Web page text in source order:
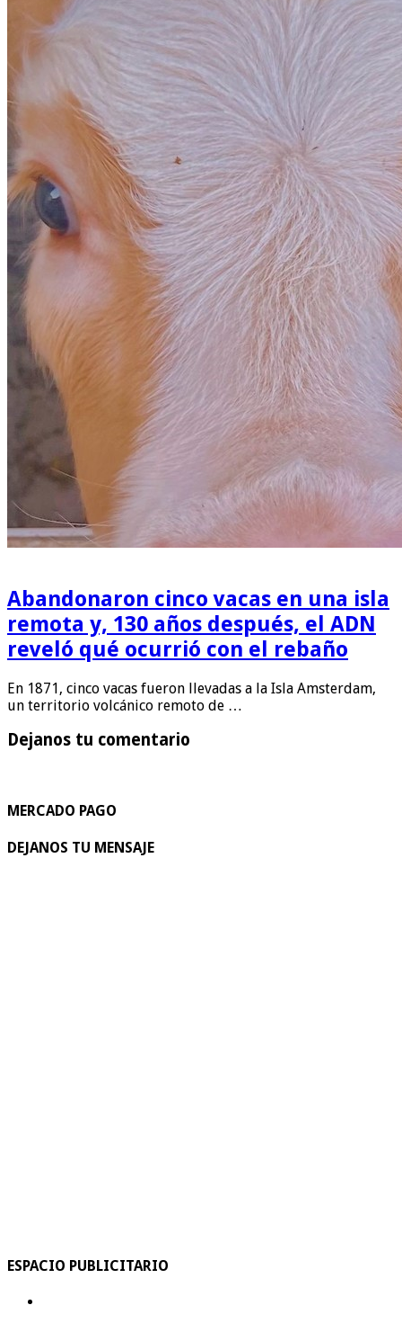
Abandonaron cinco vacas en una isla
remota y, 130 años después, el ADN
reveló qué ocurrió con el rebaño
En 1871, cinco vacas fueron llevadas a la Isla Amsterdam,
un territorio volcánico remoto de …
Dejanos tu comentario
MERCADO PAGO
DEJANOS TU MENSAJE
ESPACIO PUBLICITARIO